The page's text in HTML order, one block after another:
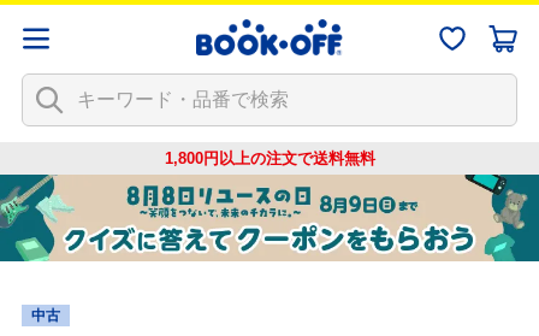
1,800円以上の注文で送料無料
中古